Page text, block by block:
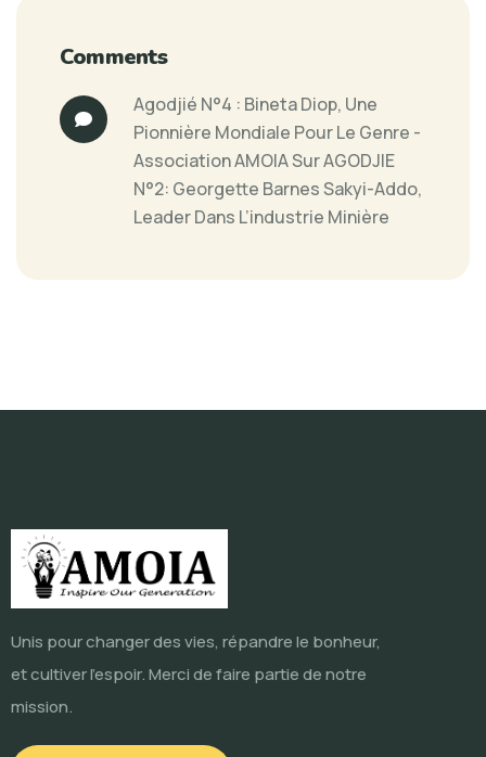
Comments
Agodjié N°4 : Bineta Diop, Une
Pionnière Mondiale Pour Le Genre -
Association AMOIASurAGODJIE
N°2: Georgette Barnes Sakyi-Addo,
Leader Dans L’industrie Minière
Unis pour changer des vies, répandre le bonheur,
et cultiver l'espoir. Merci de faire partie de notre
mission.